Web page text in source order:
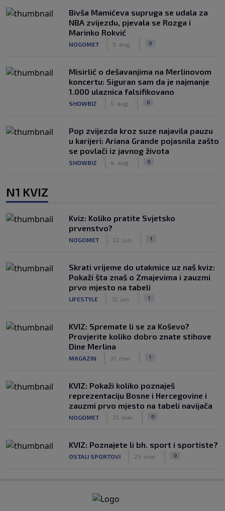
Bivša Mamićeva supruga se udala za
NBA zvijezdu, pjevala se Rozga i
Marinko Rokvić
NOGOMET 5. aug. 0
Misirlić o dešavanjima na Merlinovom
koncertu: Siguran sam da je najmanje
1.000 ulaznica falsifikovano
SHOWBIZ 5. aug. 0
Pop zvijezda kroz suze najavila pauzu
u karijeri: Ariana Grande pojasnila zašto
se povlači iz javnog života
SHOWBIZ 4. aug. 0
N1 KVIZ
Kviz: Koliko pratite Svjetsko
prvenstvo?
NOGOMET 22. jun. 1
Skrati vrijeme do utakmice uz naš kviz:
Pokaži šta znaš o Zmajevima i zauzmi
prvo mjesto na tabeli
LIFESTYLE 12. jun. 1
KVIZ: Spremate li se za Koševo?
Provjerite koliko dobro znate stihove
Dine Merlina
MAGAZIN 31. mar. 1
KVIZ: Pokaži koliko poznaješ
reprezentaciju Bosne i Hercegovine i
zauzmi prvo mjesto na tabeli navijača
NOGOMET 31. mar. 0
KVIZ: Poznajete li bh. sport i sportiste?
OSTALI SPORTOVI 23. mar. 0